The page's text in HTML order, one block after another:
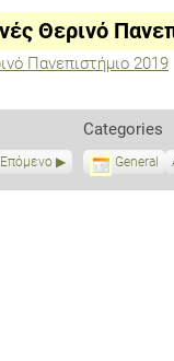
Θερινό
Πανεπιστήμιο 2019
Επόμενο
Categories
General